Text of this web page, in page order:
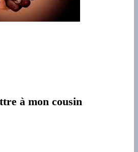
à mon cousin